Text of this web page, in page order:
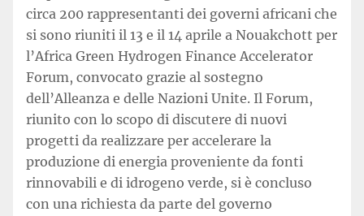
circa 200 rappresentanti dei governi africani che
si sono riuniti il 13 e il 14 aprile a Nouakchott per
l’Africa Green Hydrogen Finance Accelerator
Forum, convocato grazie al sostegno
dell’Alleanza e delle Nazioni Unite. Il Forum,
riunito con lo scopo di discutere di nuovi
progetti da realizzare per accelerare la
produzione di energia proveniente da fonti
rinnovabili e di idrogeno verde, si è concluso
con una richiesta da parte del governo